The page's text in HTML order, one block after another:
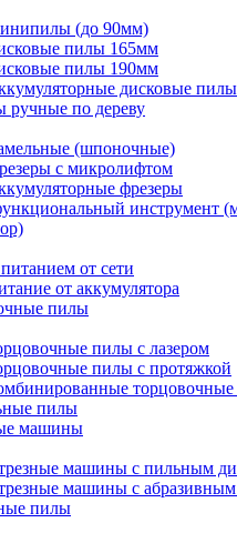
(до 90мм)
пилы 165мм
пилы 190мм
дисковые пилы
ручные по дереву
(шпоночные)
с микролифтом
фрезеры
инструмент
от сети
от аккумулятора
пилы
пилы с лазером
пилы с протяжкой
пилы
машины
машины с пильным
машины с
пилы